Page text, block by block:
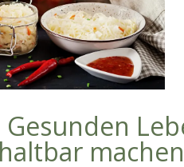
machen